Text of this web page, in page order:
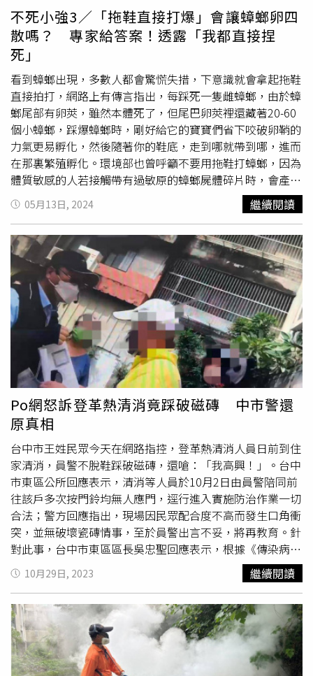
積水孳生大量病媒蚊幼蟲，周邊住家也有許多積水容器已孳
生 孑孓。防疫人員於該區域單日捕獲成蚊高達13隻，病媒蚊
密度相當高，研判該社區是引爆此波群聚疫情的感染窩。防
疫團隊7日起啟動地毯式孳生源清除及化學防治等緊急防治
工作，連續4天共查獲高達282處積水孳生病媒蚊孑孓，全
數開單告發，另外，該社區有為數眾多的閒置空地和菜園被
民眾不當堆置各類容器雜物，舊部落社區巷道內也有民眾忽
略的桶缸盆甕、帆布、花器、輪胎、金爐、桶蓋等各式積水
容器孳生大量蚊蟲，加上警戒範圍內共有20處施工興建中大
型建案，以及廢棄灌溉溝渠淤積雜草叢生，整體環境不良，
研判疫情快速擴散風險高。為降低疫情傳播風險，區級防疫
指揮中心偕同區里志工、民眾同步進行環境大掃蕩，截至目
前共清除81處髒亂點、50公噸廢棄物。另據疾管署指出，
今(2024)年截至6/12累計166例本土登革熱確診病例，累計
病例分布高雄市137例、台南市19例、屏東縣9例及嘉義縣1
例，並累計2例重症病例；另今年累計104例境外移入病
例，高於2020年至2023年同期(介於3-55例)，感染地以東
南亞國家為主，以印尼55例為多，其次為馬來西亞18例及
馬爾地夫9例，境外移入風險持續，請民眾前往當地時留意
防蚊措施。疾管署提醒，民眾如出現發燒、頭痛、後眼窩
痛、肌肉關節痛、肌肉痠痛、出疹等登革熱疑似症狀，請儘
速就醫，並主動告知醫師旅遊史及活動史，也請醫療院所提
高通報警覺，加強詢問就診民眾TOCC（旅遊史、職業史、
接觸史、群聚史），針對疑似感染民眾適時使用登革熱NS1
快篩試劑輔助診斷並及早通報，以利衛生單位儘速採取防治
工作，並請留意民眾是否出現登革熱警示徵象，給予妥適醫
療處置，降低發展為登革熱重症或死亡的風險。
不死小強3／「拖鞋直接打爆」會讓蟑螂卵四
散嗎？ 專家給答案！透露「我都直接捏
死」
看到蟑螂出現，多數人都會驚慌失措，下意識就會拿起拖鞋
直接拍打，網路上有傳言指出，每踩死一隻雌蟑螂，由於蟑
螂尾部有卵莢，雖然本體死了，但尾巴卵莢裡還藏著20-60
個小蟑螂，踩爆蟑螂時，剛好給它的寶寶們省下咬破卵鞘的
力氣更易孵化，然後隨著你的鞋底，走到哪就帶到哪，進而
在那裏繁殖孵化。環境部也曾呼籲不要用拖鞋打蟑螂，因為
體質敏感的人若接觸帶有過敏原的蟑螂屍體碎片時，會產生
過敏反應。中興大學昆蟲系教授黃紹毅博士也認為，拖鞋打
蟑螂後，蟑螂身上的細菌、病原菌會到處噴濺，反而更不
好。殺蟑無數的除蟲消毒業者余夏則不這麼認為。「我覺得
看到蟑螂直接擊爆，是一件很直覺的事，怎麼可能還跑去拿
殺蟲劑，拿到時蟑螂早就跑掉了，我有時甚至是直接用手捏
爆或打死牠，只要事後好好清潔、消毒，不用擔心散播病菌
的問題。」台大昆蟲系徐爾烈教授則建議拿拖鞋打完蟑螂之
後，要以酒精或漂白水徹底消毒地板與拖鞋。徐爾烈也曾澄
清並非所有母蟑螂被踩爆後會跑出小小強，「要看蟑螂品
種，居家常見的如德國蟑螂，卵莢會掛在母蟑螂身上，孵化
後再爬出來，其他如美洲蟑螂、澳洲蟑螂、棕帶蟑螂等都有
卵鞘，產卵後需要約1個月孵化，因此不會打死後跑出小蟑
螂。」「巡倒清刷」是最有效的除蚊方式，例如一個水盆就
可能藏有上萬隻孑孓，建議倒掉積水，再徹底刷去蟲卵。
（圖／報系資料照）除了蟑螂之外，夏天也是蚊子孳生的季
節，余夏建議使用經衛福部核可含有DEET成分的防蚊液，
如果擔心睡覺時被叮咬，可以選用嬰兒使用的防蚊液塗抹在
皮膚上預防，或乾脆使用蚊帳。「如果是使用捕蚊燈，除了
在1~2坪的空間才有效，最好也要選擇吸入式，因為電擊式
的會有火花，萬一遇到瓦斯外洩會發生危險。」余夏提醒，
要減少家中的蚊子，就要做到「巡、倒、清、刷」，包括花
盆、冷氣室外機排水管等，除了倒掉積水，也要刷洗才能除
去蟲卵。另外，包括紗窗孔隙、門縫也都是蚊子進入家裡的
「通道」，可選用較密的紗窗、或在門下方加裝棉條，才能
杜絕蚊害。
05月13日, 2024 繼續閱讀
Po網怒訴登革熱清消竟踩破磁磚 中市警還
原真相
台中市王姓民眾今天在網路指控，登革熱清消人員日前到住
家清消，員警不脫鞋踩破磁磚，還嗆：「我高興！」。台中
市東區公所回應表示，清消等人員於10月2日由員警陪同前
往該戶多次按門鈴均無人應門，逕行進入實施防治作業一切
合法；警方回應指出，現場因民眾配合度不高而發生口角衝
突，並無破壞瓷磚情事，至於員警出言不妥，將再教育。針
對此事，台中市東區區長吳忠聖回應表示，根據《傳染病防
治法》規定，確診病例居住地或活動地周遭50公尺範圍內必
須進行緊急戶內清消。公所於10月1日張貼通知單公告周
門鈴均無人應門，由於登革熱為法定急性傳染病，依《傳染
病防治法》規定，公所會同相關人員逕行進入實施防治工
作，實施室內強制消毒一切合法。三分局合作派出所表示，
區公所、衛生局及環保局在10月2日進行登革熱防治清消，
10月29日, 2023 繼續閱讀